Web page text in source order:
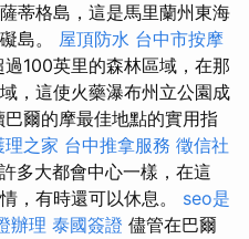
蒂格島，這是馬里蘭州東海
島。 屋頂防水 台中市按摩
100英里的森林區域，在那
，這使火藥瀑布州立公園成
爾的摩最佳地點的實用指
理之家 台中推拿服務 徵信社
多大都會中心一樣，在這
，有時還可以休息。 seo是
辦理 泰國簽證 儘管在巴爾